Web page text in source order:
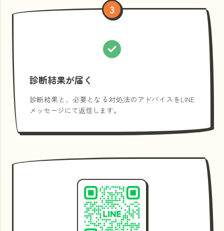
3
診断結果が届く
診断結果と、必要となる対処法のアドバイスをLINE
メッセージにて返信します。